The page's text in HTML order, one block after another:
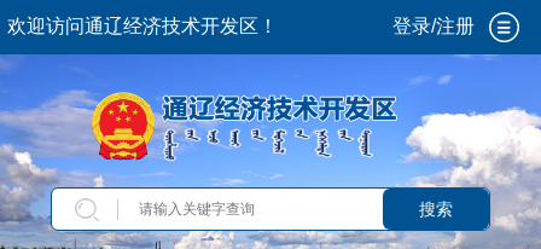
欢迎访问通辽经济技术开发区！ 登录/注册
搜索